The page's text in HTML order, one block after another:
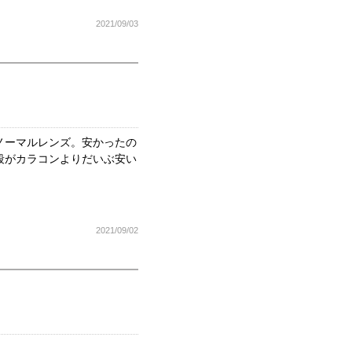
2021/09/03
ーマルレンズ。安かったの
カラコンよりだいぶ安い
2021/09/02